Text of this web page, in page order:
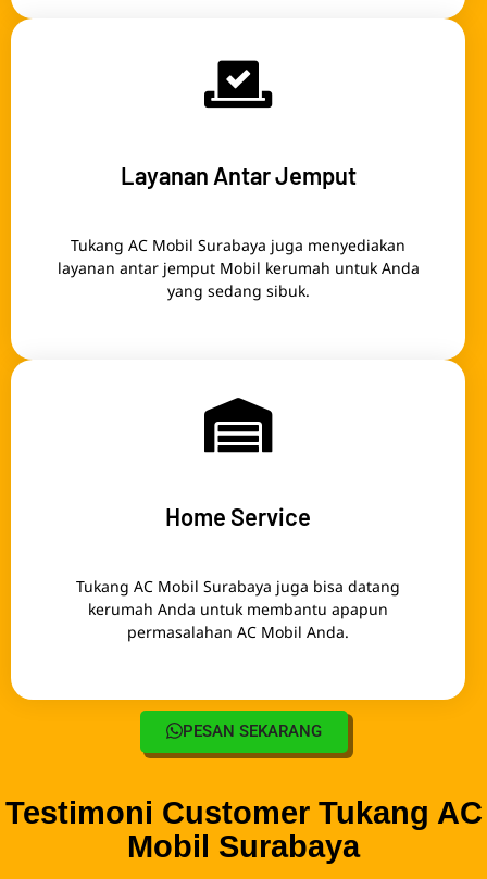
Layanan Antar Jemput
Tukang AC Mobil Surabaya juga menyediakan
layanan antar jemput Mobil kerumah untuk Anda
yang sedang sibuk.
Home Service
Tukang AC Mobil Surabaya juga bisa datang
kerumah Anda untuk membantu apapun
permasalahan AC Mobil Anda.
PESAN SEKARANG
Testimoni Customer Tukang AC
Mobil Surabaya